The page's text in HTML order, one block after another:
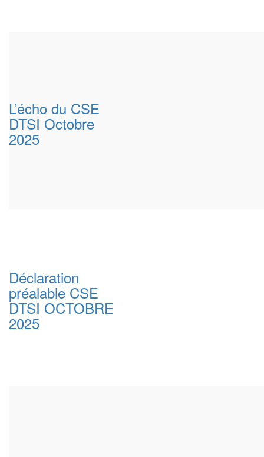
L’écho du CSE
DTSI Octobre
2025
Déclaration
préalable CSE
DTSI OCTOBRE
2025